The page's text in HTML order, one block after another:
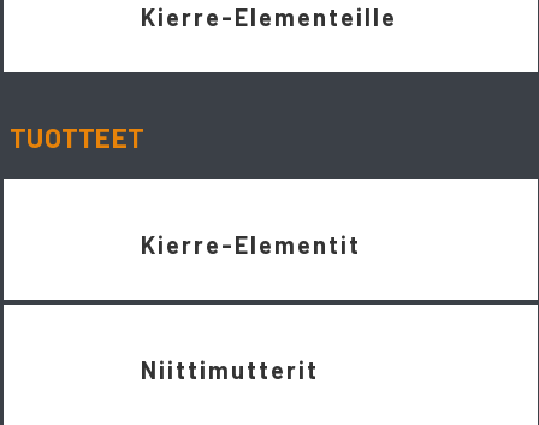
Kierre-Elementeille
TUOTTEET
Kierre-Elementit
Niittimutterit